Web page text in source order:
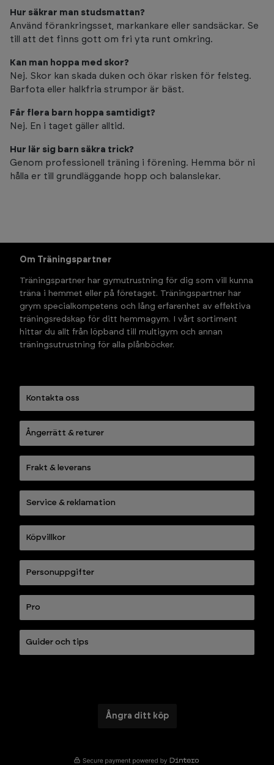
Hur säkrar man studsmattan?
Använd förankringsset, markankare eller sandsäckar. Se
till att det finns gott om fri yta runt omkring.
Kan man hoppa med skor?
Nej. Skor kan skada duken och ökar risken för felsteg.
Barfota eller halkfria strumpor är bäst.
Får flera barn hoppa samtidigt?
Nej. En i taget gäller alltid.
Hur lär sig barn säkra trick?
Genom professionell träning i förening. Hemma bör ni
hålla er till grundläggande hopp och balanslekar.
Om Träningspartner
Träningspartner har gymutrustning för dig som vill kunna
träna i hemmet eller på företaget. Träningspartner har
grym specialkompetens och lång erfarenhet av effektiva
träningsredskap för ditt hemmagym. I vårt sortiment
hittar du allt från löpband till multigym och annan
träningsutrustning för alla plånböcker.
Kontakta oss
Ångerrätt & returer
Frakt & leverans
Service & reklamation
Köpvillkor
Personuppgifter
Pro
Guider och tips
Ångra ditt köp